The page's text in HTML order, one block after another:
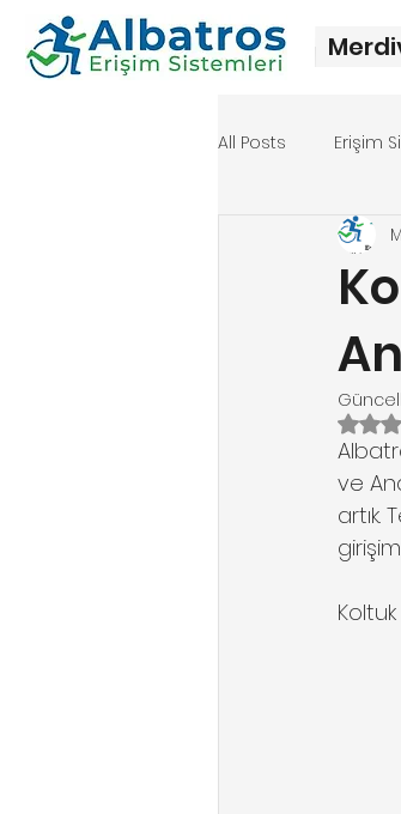
All Posts Erişim
Merdiven
ve
artık.